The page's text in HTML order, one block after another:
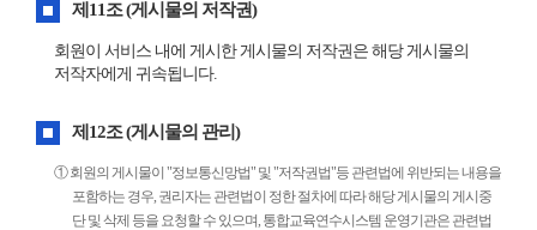
제11조 (게시물의 저작권)
회원이 서비스 내에 게시한 게시물의 저작권은 해당 게시물의
저작자에게 귀속됩니다.
제12조 (게시물의 관리)
① 회원의 게시물이 "정보통신망법" 및 "저작권법"등 관련법에 위반되는 내용을
포함하는 경우, 권리자는 관련법이 정한 절차에 따라 해당 게시물의 게시중
단 및 삭제 등을 요청할 수 있으며, 통합교육연수시스템 운영기관은 관련법